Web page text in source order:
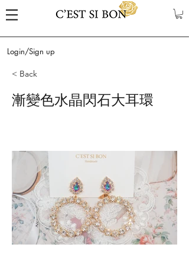
Login/Sign up
< Back
漸變色水晶閃石大耳環